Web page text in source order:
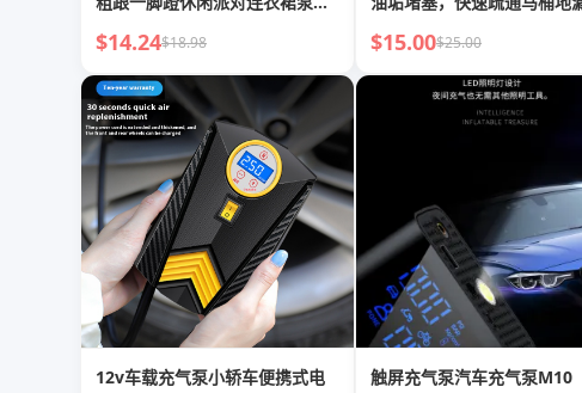
纯色 5cm 春秋时尚
$14.24$18.98
水道
$15.00$25.00
12v车载充气泵小轿车便携式电
触屏充气泵汽车充气泵M10